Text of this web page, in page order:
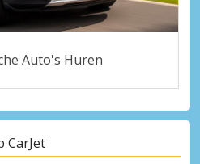
Auto's Huren
CarJet